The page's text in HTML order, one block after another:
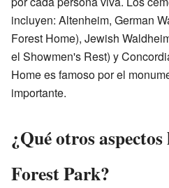
incluyen: Altenheim, German
Forest Home), Jewish
el Showmen's Rest) y
Home es famoso por el
importante.
¿Qué otros
Forest Park?